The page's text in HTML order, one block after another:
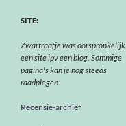
SITE:
Zwartraafje was oorspronkelijk
een site ipv een blog. Sommige
pagina's kan je nog steeds
raadplegen.
Recensie-archief